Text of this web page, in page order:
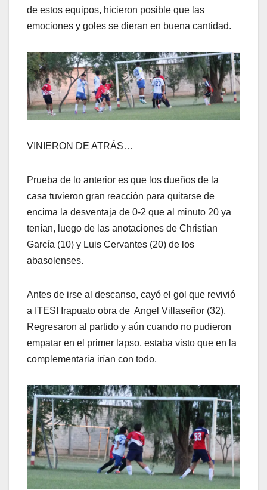
de estos equipos, hicieron posible que las
emociones y goles se dieran en buena cantidad.
VINIERON DE ATRÁS…
Prueba de lo anterior es que los dueños de la
casa tuvieron gran reacción para quitarse de
encima la desventaja de 0-2 que al minuto 20 ya
tenían, luego de las anotaciones de Christian
García (10) y Luis Cervantes (20) de los
abasolenses.
Antes de irse al descanso, cayó el gol que revivió
a ITESI Irapuato obra de Angel Villaseñor (32).
Regresaron al partido y aún cuando no pudieron
empatar en el primer lapso, estaba visto que en la
complementaria irían con todo.